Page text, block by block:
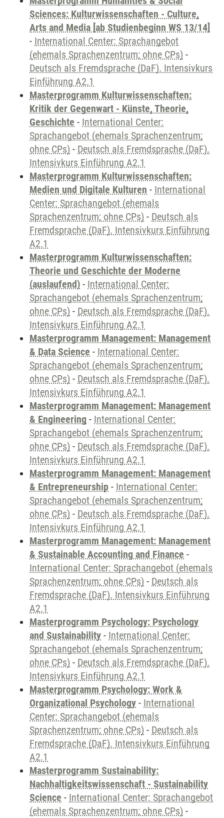
Sciences: Kulturwissenschaften - Culture,
Arts and Media [ab Studienbeginn WS 13/14]
- International Center: Sprachangebot
(ehemals Sprachenzentrum; ohne CPs) -
Deutsch als Fremdsprache (DaF). Intensivkurs
Einführung A2.1
Masterprogramm Kulturwissenschaften:
Kritik der Gegenwart - Künste, Theorie,
Geschichte - International Center:
Sprachangebot (ehemals Sprachenzentrum;
ohne CPs) - Deutsch als Fremdsprache (DaF).
Intensivkurs Einführung A2.1
Masterprogramm Kulturwissenschaften:
Medien und Digitale Kulturen - International
Center: Sprachangebot (ehemals
Sprachenzentrum; ohne CPs) - Deutsch als
Fremdsprache (DaF). Intensivkurs Einführung
A2.1
Masterprogramm Kulturwissenschaften:
Theorie und Geschichte der Moderne
(auslaufend) - International Center:
Sprachangebot (ehemals Sprachenzentrum;
ohne CPs) - Deutsch als Fremdsprache (DaF).
Intensivkurs Einführung A2.1
Masterprogramm Management: Management
& Data Science - International Center:
Sprachangebot (ehemals Sprachenzentrum;
ohne CPs) - Deutsch als Fremdsprache (DaF).
Intensivkurs Einführung A2.1
Masterprogramm Management: Management
& Engineering - International Center:
Sprachangebot (ehemals Sprachenzentrum;
ohne CPs) - Deutsch als Fremdsprache (DaF).
Intensivkurs Einführung A2.1
Masterprogramm Management: Management
& Entrepreneurship - International Center:
Sprachangebot (ehemals Sprachenzentrum;
ohne CPs) - Deutsch als Fremdsprache (DaF).
Intensivkurs Einführung A2.1
Masterprogramm Management: Management
& Sustainable Accounting and Finance -
International Center: Sprachangebot (ehemals
Sprachenzentrum; ohne CPs) - Deutsch als
Fremdsprache (DaF). Intensivkurs Einführung
A2.1
Masterprogramm Psychology: Psychology
and Sustainability - International Center:
Sprachangebot (ehemals Sprachenzentrum;
ohne CPs) - Deutsch als Fremdsprache (DaF).
Intensivkurs Einführung A2.1
Masterprogramm Psychology: Work &
Organizational Psychology - International
Center: Sprachangebot (ehemals
Sprachenzentrum; ohne CPs) - Deutsch als
Fremdsprache (DaF). Intensivkurs Einführung
A2.1
Masterprogramm Sustainability:
Nachhaltigkeitswissenschaft - Sustainability
Science - International Center: Sprachangebot
(ehemals Sprachenzentrum; ohne CPs) -